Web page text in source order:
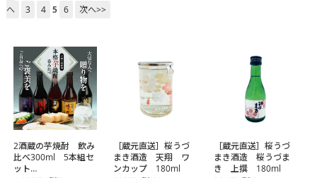
へ
3 4 5 6 次へ>>
2酒蔵の芋焼酎 飲み
比べ300ml 5本組セ
ット
［蔵元直送］桜うづ
まき酒造 天翔 ワ
ンカップ 180ml
［蔵元直送］桜うづ
まき酒造 桜うづま
き 上撰 180ml